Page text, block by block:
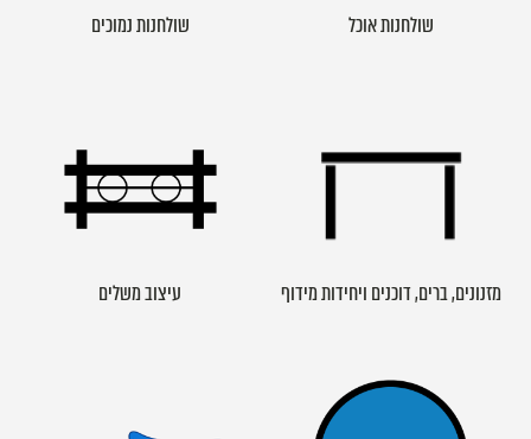
שולחנות אוכל שולחנות נמוכים
מזנונים, ברים, דוכנים ויחידות מידוף עיצוב משלים